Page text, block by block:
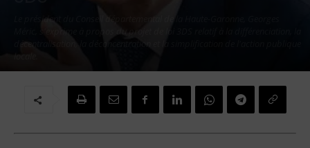
Le président du Conseil départemental de la Haute-Garonne, Georges
Méric, s'exprime à propos du projet de loi 3DS relatif à la différenciation, la
décentralisation, la déconcentration et la simplification de l'action publique
locale.
Par Jean-Marie DINH - 2 février 2022